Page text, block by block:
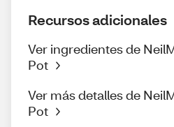
Recursos adicionales
Ver ingredientes de
Pot
Ver más detalles de
Pot